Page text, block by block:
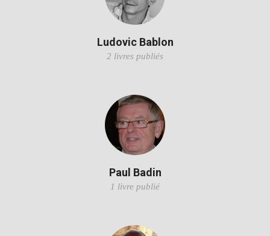
Ludovic Bablon
2 livres publiés
Paul Badin
1 livre publié